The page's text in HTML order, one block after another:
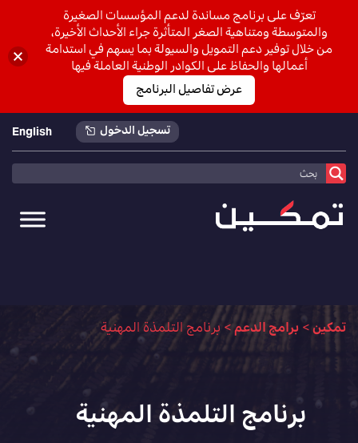
تسجيل الدخول English
تمكين>برامج الدعم>برنامج التلمذة المهنية
برنامج التلمذة المهنية
تعرّف على برنامج مساندة لدعم المؤسسات الصغيرة
والمتوسطة ومتناهية الصغر المتأثرة جراء الأحداث الأخيرة،
من خلال توفير دعم التمويل والسيولة بما يسهم في استدامة
أعمالها والحفاظ على الكوادر الوطنية العاملة فيها
عرض تفاصيل البرنامج